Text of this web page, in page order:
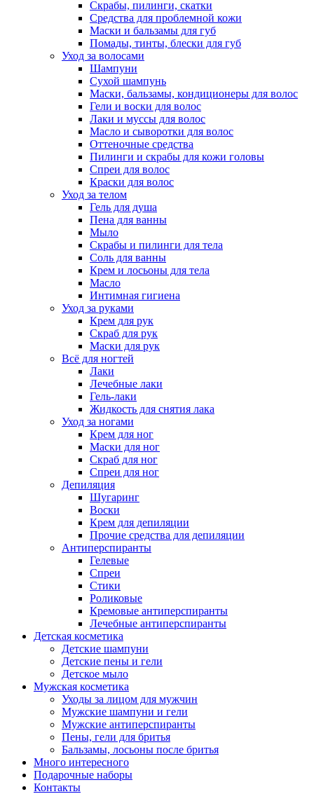
Скрабы, пилинги, скатки
Средства для проблемной кожи
Маски и бальзамы для губ
Помады, тинты, блески для губ
Уход за волосами
Шампуни
Сухой шампунь
Маски, бальзамы, кондиционеры для волос
Гели и воски для волос
Лаки и муссы для волос
Масло и сыворотки для волос
Оттеночные средства
Пилинги и скрабы для кожи головы
Спреи для волос
Краски для волос
Уход за телом
Гель для душа
Пена для ванны
Мыло
Скрабы и пилинги для тела
Соль для ванны
Крем и лосьоны для тела
Масло
Интимная гигиена
Уход за руками
Крем для рук
Скраб для рук
Маски для рук
Всё для ногтей
Лаки
Лечебные лаки
Гель-лаки
Жидкость для снятия лака
Уход за ногами
Крем для ног
Маски для ног
Скраб для ног
Спреи для ног
Депиляция
Шугаринг
Воски
Крем для депиляции
Прочие средства для депиляции
Антиперспиранты
Гелевые
Спреи
Стики
Роликовые
Кремовые антиперспиранты
Лечебные антиперспиранты
Детская косметика
Детские шампуни
Детские пены и гели
Детское мыло
Мужская косметика
Уходы за лицом для мужчин
Мужские шампуни и гели
Мужские антиперспиранты
Пены, гели для бритья
Бальзамы, лосьоны после бритья
Много интересного
Подарочные наборы
Контакты